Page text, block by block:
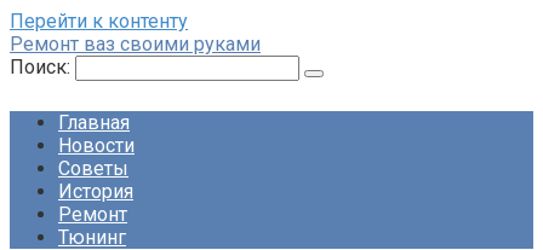
Перейти к контенту
Ремонт ваз своими руками
Поиск:
Главная
Новости
Советы
История
Ремонт
Тюнинг